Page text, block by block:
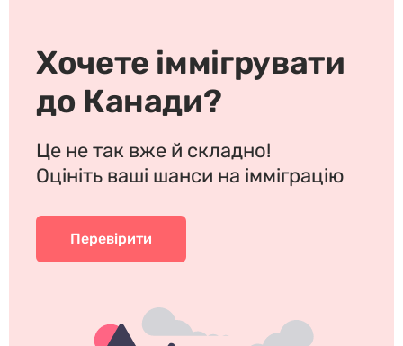
Хочете іммігрувати
до Канади?
Це не так вже й складно!
Оцініть ваші шанси на імміграцію
Перевірити